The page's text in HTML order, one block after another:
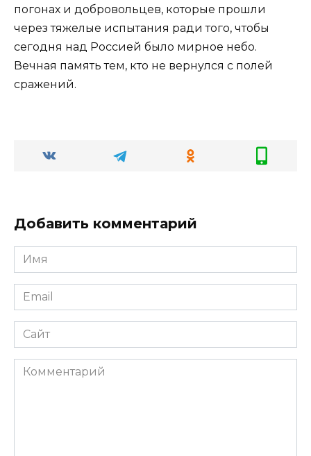
погонах и добровольцев, которые прошли
через тяжелые испытания ради того, чтобы
сегодня над Россией было мирное небо.
Вечная память тем, кто не вернулся с полей
сражений.
Добавить комментарий
Имя
Email
Сайт
Комментарий